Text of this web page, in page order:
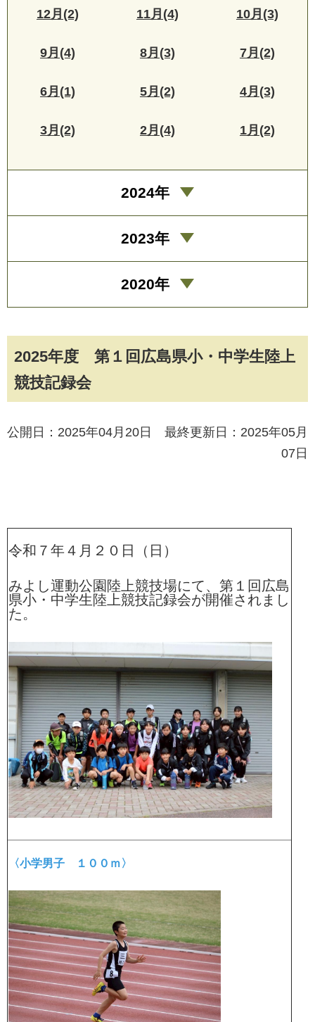
2025年度 第１回広島県小・中学生陸上
競技記録会
公開日：2025年04月20日 最終更新日：2025年05月
07日
令和７年４月２０日（日）
みよし運動公園陸上競技場にて、第１回広島
県小・中学生陸上競技記録会が開催されまし
た。
〈小学男子 １００ｍ〉
12月(2) 11月(4) 10月(3)
9月(4) 8月(3) 7月(2)
6月(1) 5月(2) 4月(3)
3月(2) 2月(4) 1月(2)
2024年
2023年
2020年